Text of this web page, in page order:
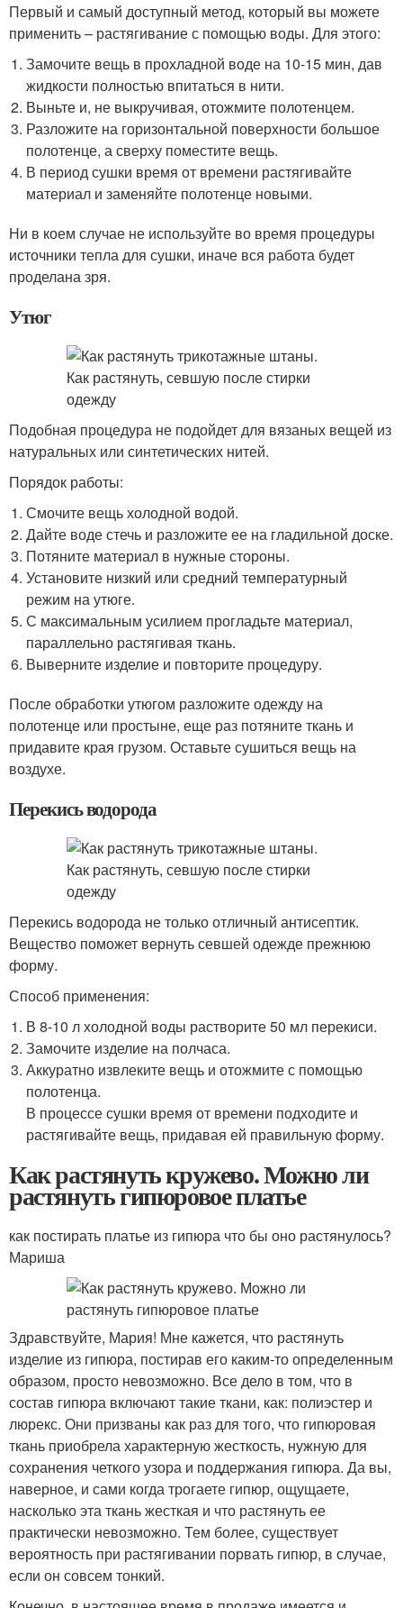
Первый и самый доступный метод, который вы можете
применить – растягивание с помощью воды. Для этого:
Замочите вещь в прохладной воде на 10-15 мин, дав
жидкости полностью впитаться в нити.
Выньте и, не выкручивая, отожмите полотенцем.
Разложите на горизонтальной поверхности большое
полотенце, а сверху поместите вещь.
В период сушки время от времени растягивайте
материал и заменяйте полотенце новыми.
Ни в коем случае не используйте во время процедуры
источники тепла для сушки, иначе вся работа будет
проделана зря.
Утюг
Подобная процедура не подойдет для вязаных вещей из
натуральных или синтетических нитей.
Порядок работы:
Смочите вещь холодной водой.
Дайте воде стечь и разложите ее на гладильной доске.
Потяните материал в нужные стороны.
Установите низкий или средний температурный
режим на утюге.
С максимальным усилием прогладьте материал,
параллельно растягивая ткань.
Выверните изделие и повторите процедуру.
После обработки утюгом разложите одежду на
полотенце или простыне, еще раз потяните ткань и
придавите края грузом. Оставьте сушиться вещь на
воздухе.
Перекись водорода
Перекись водорода не только отличный антисептик.
Вещество поможет вернуть севшей одежде прежнюю
форму.
Способ применения:
В 8-10 л холодной воды растворите 50 мл перекиси.
Замочите изделие на полчаса.
Аккуратно извлеките вещь и отожмите с помощью
полотенца.
В процессе сушки время от времени подходите и
растягивайте вещь, придавая ей правильную форму.
Как растянуть кружево. Можно ли
растянуть гипюровое платье
как постирать платье из гипюра что бы оно растянулось?
Мариша
Здравствуйте, Мария! Мне кажется, что растянуть
изделие из гипюра, постирав его каким-то определенным
образом, просто невозможно. Все дело в том, что в
состав гипюра включают такие ткани, как: полиэстер и
люрекс. Они призваны как раз для того, что гипюровая
ткань приобрела характерную жесткость, нужную для
сохранения четкого узора и поддержания гипюра. Да вы,
наверное, и сами когда трогаете гипюр, ощущаете,
насколько эта ткань жесткая и что растянуть ее
практически невозможно. Тем более, существует
вероятность при растягивании порвать гипюр, в случае,
если он совсем тонкий.